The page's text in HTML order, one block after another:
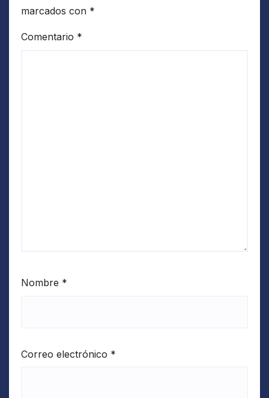
marcados con *
Comentario *
Nombre *
Correo electrónico *